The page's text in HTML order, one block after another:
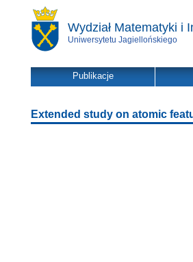
Wydział Matematyki i
Uniwersytetu Jagiellońskiego
Publikacje
Extended study on atomic